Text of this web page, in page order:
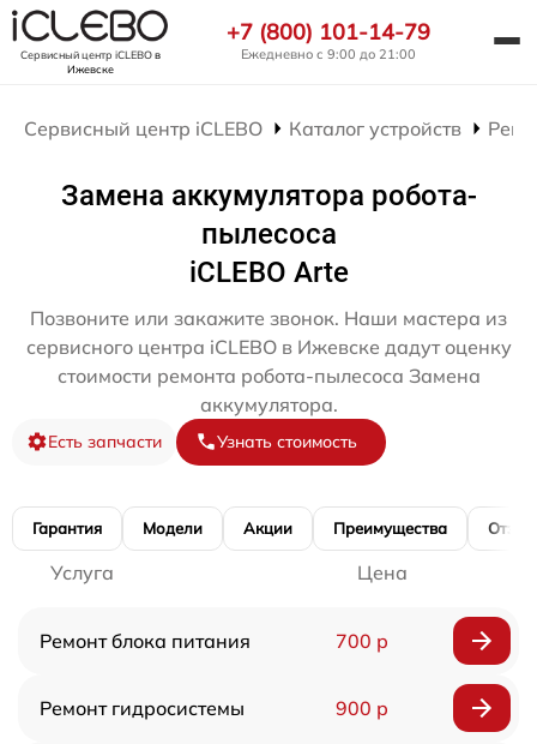
Сервисный центр iCLEBOв
Ижевске
+7 (800) 101-14-79
Ежедневно с 9:00 до 21:00
Сервисный центр iCLEBO Каталог устройств
Замена аккумулятора робота-
пылесоса
iCLEBO Arte
Позвоните или закажите звонок. Наши мастера из
сервисного центра iCLEBO в Ижевске дадут оценку
стоимости ремонта робота-пылесоса Замена
аккумулятора.
Есть запчасти Узнать стоимость
Гарантия Модели Акции Преимущества
Услуга Цена
Ремонт блока питания 700 р
Ремонт гидросистемы 900 р